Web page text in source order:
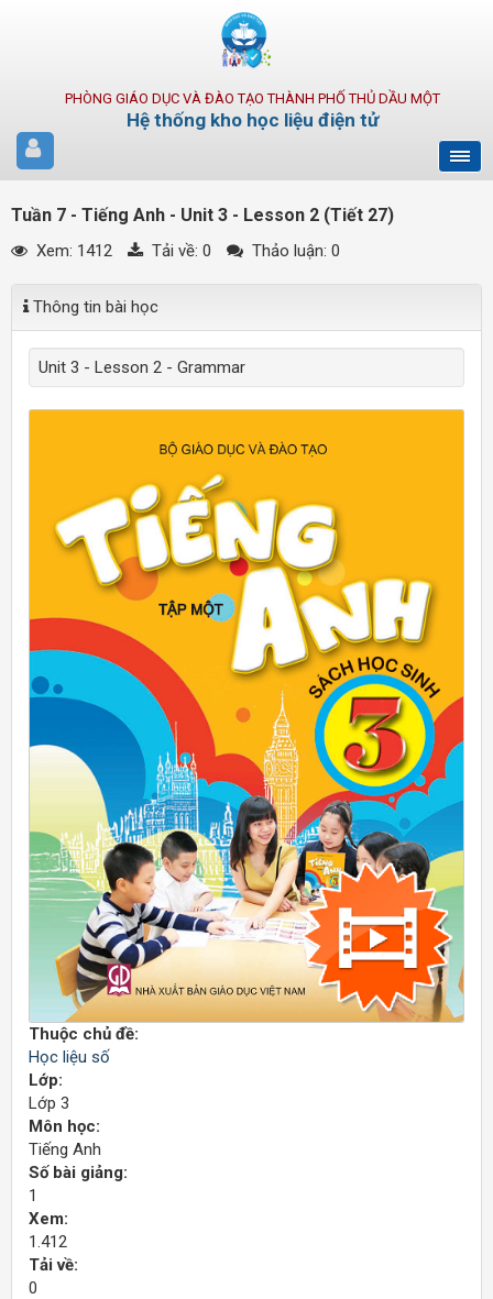
PHÒNG GIÁO DỤC VÀ ĐÀO TẠO THÀNH PHỐ THỦ DẦU MỘT
Hệ thống kho học liệu điện tử
Tuần 7 - Tiếng Anh - Unit 3 - Lesson 2 (Tiết 27)
Xem: 1412 Tải về: 0 Thảo luận: 0
Thông tin bài học
Unit 3 - Lesson 2 - Grammar
Thuộc chủ đề:
Học liệu số
Lớp:
Lớp 3
Môn học:
Tiếng Anh
Số bài giảng:
1
Xem:
1.412
Tải về:
0